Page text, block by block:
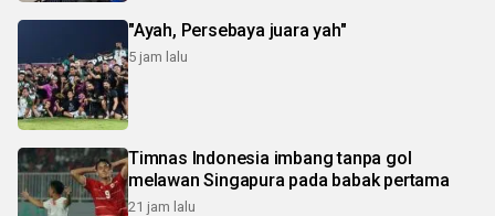
"Ayah, Persebaya juara yah"
5 jam lalu
Timnas Indonesia imbang tanpa gol
melawan Singapura pada babak pertama
21 jam lalu